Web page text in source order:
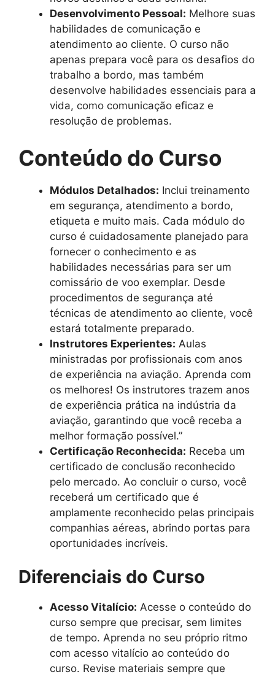
Desenvolvimento Pessoal: Melhore suas
habilidades de comunicação e
atendimento ao cliente. O curso não
apenas prepara você para os desafios do
trabalho a bordo, mas também
desenvolve habilidades essenciais para a
vida, como comunicação eficaz e
resolução de problemas.
Conteúdo do Curso
Módulos Detalhados: Inclui treinamento
em segurança, atendimento a bordo,
etiqueta e muito mais. Cada módulo do
curso é cuidadosamente planejado para
fornecer o conhecimento e as
habilidades necessárias para ser um
comissário de voo exemplar. Desde
procedimentos de segurança até
técnicas de atendimento ao cliente, você
estará totalmente preparado.
Instrutores Experientes: Aulas
ministradas por profissionais com anos
de experiência na aviação. Aprenda com
os melhores! Os instrutores trazem anos
de experiência prática na indústria da
aviação, garantindo que você receba a
melhor formação possível.”
Certificação Reconhecida: Receba um
certificado de conclusão reconhecido
pelo mercado. Ao concluir o curso, você
receberá um certificado que é
amplamente reconhecido pelas principais
companhias aéreas, abrindo portas para
oportunidades incríveis.
Diferenciais do Curso
Acesso Vitalício: Acesse o conteúdo do
curso sempre que precisar, sem limites
de tempo. Aprenda no seu próprio ritmo
com acesso vitalício ao conteúdo do
curso. Revise materiais sempre que